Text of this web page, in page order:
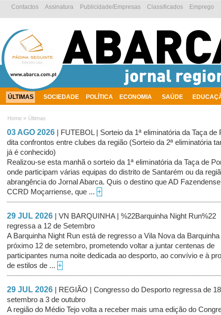
ÚLTIMAS SOCIEDADE POLÍTICA ECONOMIA SAÚDE
Emprego
Classificados
Publicidade/Empresas
Assinatura
Contactos
Home » Últimas
03 AGO 2026
| FUTEBOL | Sorteio da 1ª eliminatória da Taça de
dita confrontos entre clubes da região (Sorteio da 2ª eliminatória
já é conhecido)
Realizou-se esta manhã o sorteio da 1ª eliminatória da Taça de
onde participam várias equipas do distrito de Santarém ou da
abrangência do Jornal Abarca. Quis o destino que AD
CCRD Moçarriense, que ... +
29 JUL 2026
| VN BARQUINHA | %22Barquinha Night Run%22
regressa a 12 de Setembro
A Barquinha Night Run está de regresso a Vila Nova da Barquinha
próximo 12 de setembro, prometendo voltar a juntar centenas de
participantes numa noite dedicada ao desporto, ao convívio e à
de estilos de ... +
29 JUL 2026
| REGIÃO | Congresso do Desporto regressa de
setembro a 3 de outubro
A região do Médio Tejo volta a receber mais uma edição do